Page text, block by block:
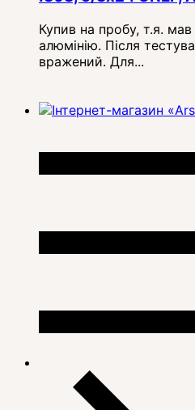
Купив на пробу, т.я.
алюмінію. Після
вражений. Для...